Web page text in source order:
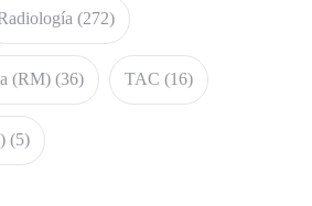
(272)
(RM) (36) TAC (16)
(5)